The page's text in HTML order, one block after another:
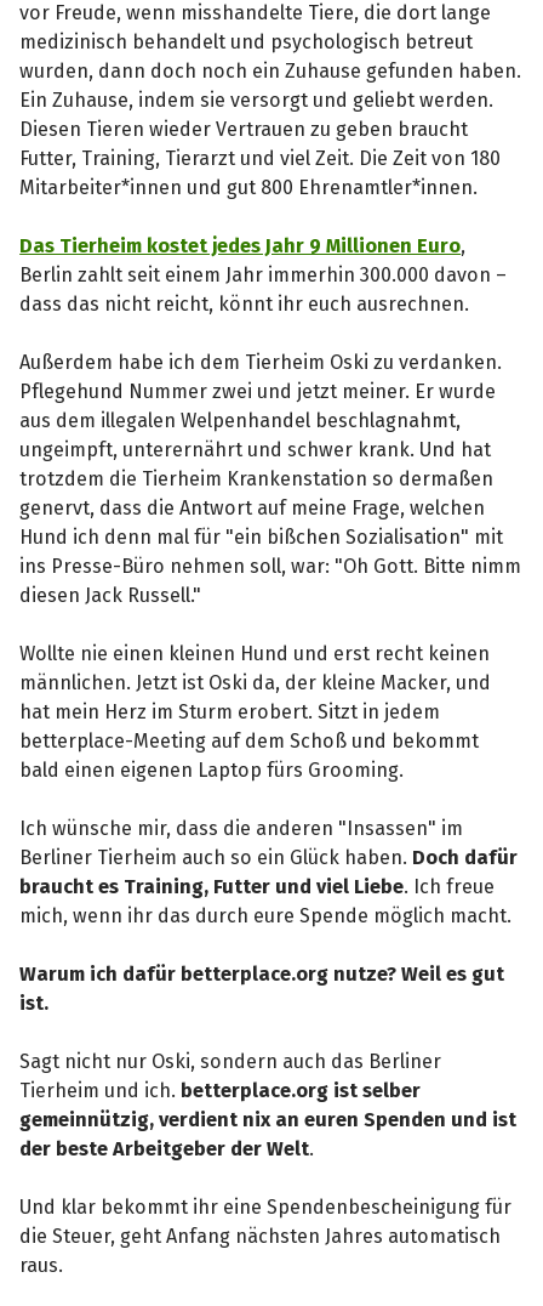
vor Freude, wenn misshandelte Tiere, die dort lange
medizinisch behandelt und psychologisch betreut
wurden, dann doch noch ein Zuhause gefunden haben.
Ein Zuhause, indem sie versorgt und geliebt werden.
Diesen Tieren wieder Vertrauen zu geben braucht
Futter, Training, Tierarzt und viel Zeit. Die Zeit von 180
Mitarbeiter*innen und gut 800 Ehrenamtler*innen.
Das Tierheim kostet jedes Jahr 9 Millionen Euro,
Berlin zahlt seit einem Jahr immerhin 300.000 davon –
dass das nicht reicht, könnt ihr euch ausrechnen.
Außerdem habe ich dem Tierheim Oski zu verdanken.
Pflegehund Nummer zwei und jetzt meiner. Er wurde
aus dem illegalen Welpenhandel beschlagnahmt,
ungeimpft, unterernährt und schwer krank. Und hat
trotzdem die Tierheim Krankenstation so dermaßen
genervt, dass die Antwort auf meine Frage, welchen
Hund ich denn mal für "ein bißchen Sozialisation" mit
ins Presse-Büro nehmen soll, war: "Oh Gott. Bitte nimm
diesen Jack Russell."
Wollte nie einen kleinen Hund und erst recht keinen
männlichen. Jetzt ist Oski da, der kleine Macker, und
hat mein Herz im Sturm erobert. Sitzt in jedem
betterplace-Meeting auf dem Schoß und bekommt
bald einen eigenen Laptop fürs Grooming.
Ich wünsche mir, dass die anderen "Insassen" im
Berliner Tierheim auch so ein Glück haben. Doch dafür
braucht es Training, Futter und viel Liebe. Ich freue
mich, wenn ihr das durch eure Spende möglich macht.
Warum ich dafür betterplace.org nutze? Weil es gut
ist.
Sagt nicht nur Oski, sondern auch das Berliner
Tierheim und ich. betterplace.org ist selber
gemeinnützig, verdient nix an euren Spenden und ist
der beste Arbeitgeber der Welt.
Und klar bekommt ihr eine Spendenbescheinigung für
die Steuer, geht Anfang nächsten Jahres automatisch
raus.